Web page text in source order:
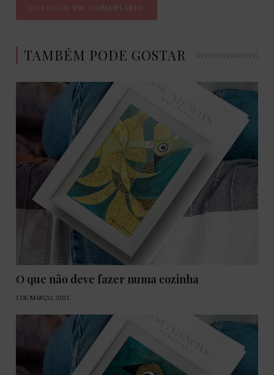
TAMBÉM PODE GOSTAR
O que não deve fazer numa cozinha
1 DE MARÇO, 2021